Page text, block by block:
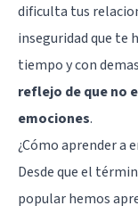
dificulta tus
inseguridad que te
tiempo y con
reflejo de que no
emociones.
¿Cómo aprender a
Desde que el
popular hemos